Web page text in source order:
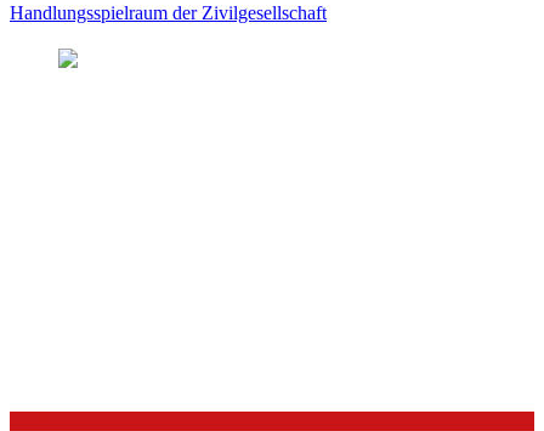
Handlungsspielraum der Zivilgesellschaft